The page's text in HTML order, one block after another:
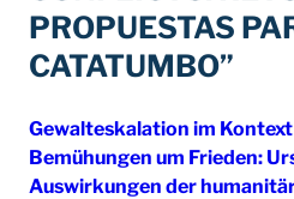
PROPUESTAS
CATATUMBO”
Gewalteskalation im
Bemühungen um Frieden:
Auswirkungen der